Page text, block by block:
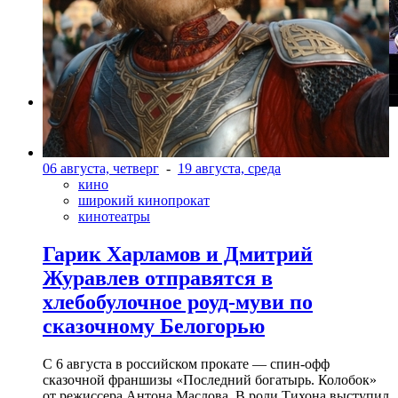
Фото: Театр музкомедии
06 августа, четверг - 19 августа, среда
кино
широкий кинопрокат
кинотеатры
Гарик Харламов и Дмитрий
Журавлев отправятся в
хлебобулочное роуд-муви по
сказочному Белогорью
С 6 августа в российском прокате — спин-офф
сказочной франшизы «Последний богатырь. Колобок»